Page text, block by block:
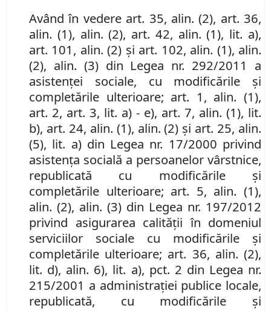
Având în vedere art. 35, alin. (2), art. 36,
alin. (1), alin. (2), art. 42, alin. (1), lit. a),
art. 101, alin. (2) şi art. 102, alin. (1), alin.
(2), alin. (3) din Legea nr. 292/2011 a
asistenţei sociale, cu modificările şi
completările ulterioare; art. 1, alin. (1),
art. 2, art. 3, lit. a) - e), art. 7, alin. (1), lit.
b), art. 24, alin. (1), alin. (2) şi art. 25, alin.
(5), lit. a) din Legea nr. 17/2000 privind
asistenţa socială a persoanelor vârstnice,
republicată cu modificările şi
completările ulterioare; art. 5, alin. (1),
alin. (2), alin. (3) din Legea nr. 197/2012
privind asigurarea calităţii în domeniul
serviciilor sociale cu modificările şi
completările ulterioare; art. 36, alin. (2),
lit. d), alin. 6), lit. a), pct. 2 din Legea nr.
215/2001 a administraţiei publice locale,
republicată, cu modificările şi